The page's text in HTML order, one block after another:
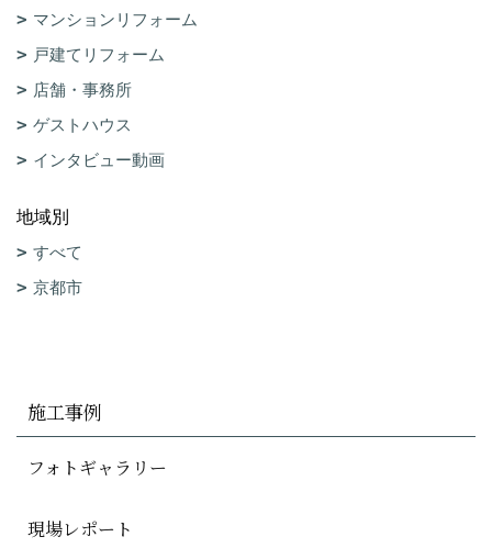
マンションリフォーム
戸建てリフォーム
店舗・事務所
ゲストハウス
インタビュー動画
地域別
すべて
京都市
施工事例
フォトギャラリー
現場レポート